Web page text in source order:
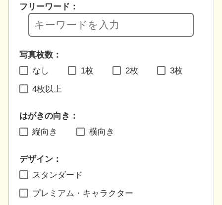
フリーワード：
写真枚数：
なし
1枚 2枚 3枚
4枚以上
はがきの向き：
縦向き
横向き
デザイン：
スタンダード
プレミアム・キャラクター